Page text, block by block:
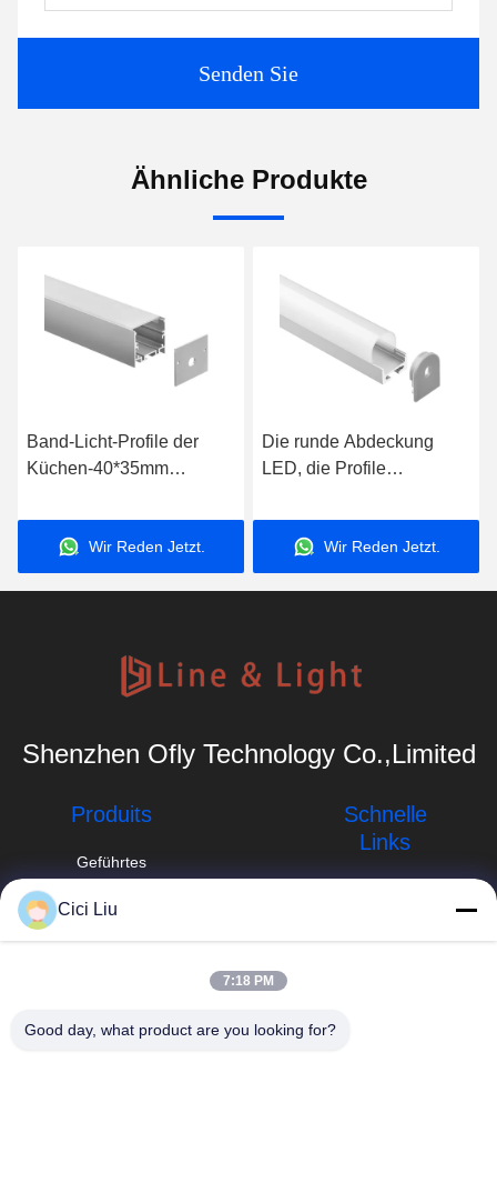
Senden Sie
Ähnliche Produkte
Band-Licht-Profile der
Küchen-40*35mm
Profil-Aluminium-LED
Wir Reden Jetzt.
Die runde Abdeckung
LED, die Profile
Aluminiumlegierungs-
verschobene Wohnung
Wir Reden Jetzt.
Shenzhen Ofly Technology Co.,Limited
Produits
Geführtes
Aluminiumprofil
Profil
86-0755-
28227709
8. Werk, Shishan
Schnelle
Links
Cici Liu
7:18 PM
Good day, what product are you looking for?